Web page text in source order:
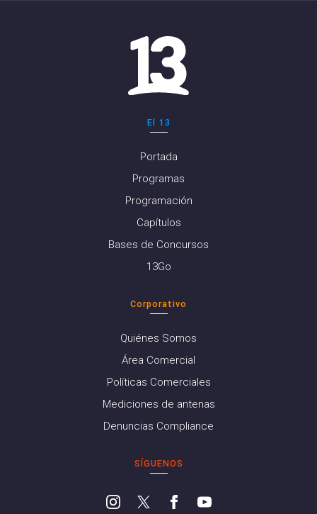
El 13
Portada
Programas
Programación
Capítulos
Bases de Concursos
13Go
Corporativo
Quiénes Somos
Área Comercial
Políticas Comerciales
Mediciones de antenas
Denuncias Compliance
SÍGUENOS